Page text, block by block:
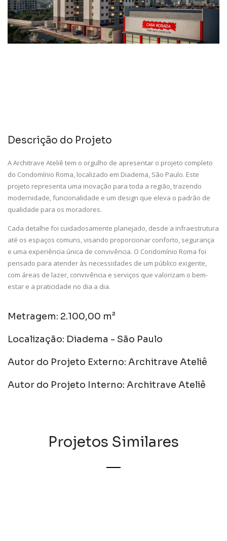
Descrição do Projeto
A Architrave Ateliê tem o orgulho de apresentar o projeto completo
do Condomínio Roma, localizado em Diadema, São Paulo. Este
projeto representa uma inovação para toda a região, trazendo
modernidade, funcionalidade e um design que eleva o padrão de
qualidade para os moradores.
Cada detalhe foi cuidadosamente planejado, desde a infraestrutura
até os espaços comuns, visando proporcionar conforto, segurança
e uma experiência única de convivência. O Condomínio Roma foi
pensado para atender às necessidades de um público exigente,
com áreas de lazer, convivência e serviços que valorizam o bem-
estar e a praticidade no dia a dia.
Metragem: 2.100,00 m²
Localização: Diadema - São Paulo
Autor do Projeto Externo: Architrave Ateliê
Autor do Projeto Interno: Architrave Ateliê
Projetos Similares